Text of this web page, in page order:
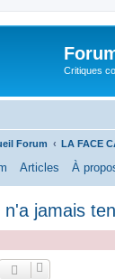
Critiques
Forum LA FACE
Articles À
n'a jamais